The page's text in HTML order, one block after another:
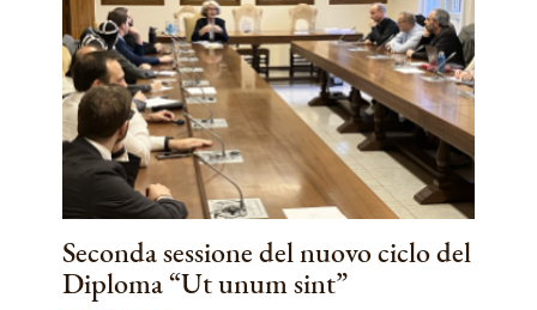
Seconda sessione del nuovo ciclo del
Diploma “Ut unum sint”